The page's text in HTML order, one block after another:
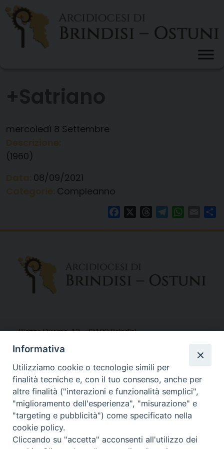
Skip
content
mercoledì 8 Settembre
(1960)
08/09/2021
Compleanno
FacebookThreadsTelegram Email
Piazza Duomo, 12 - 72100 Brindisi
Tel 0831.521958
Fax 0831.528315
Orari Curia
Mar. / Mer. / Giov. ore 9 - 13
nei mesi estivi solo Martedì ore 9 - 13
Informativa
Utilizziamo cookie o tecnologie simili per
finalità tecniche e, con il tuo consenso, anche per
altre finalità ("interazioni e funzionalità semplici",
"miglioramento dell'esperienza", "misurazione" e
"targeting e pubblicità") come specificato nella
cookie policy.
Cliccando su "accetta" acconsenti all'utilizzo dei